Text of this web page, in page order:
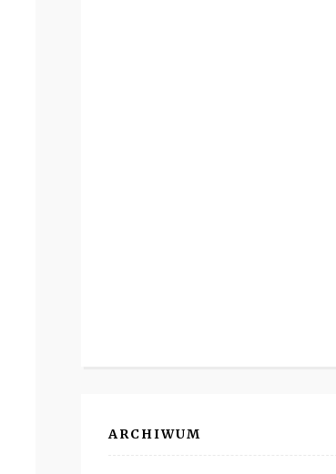
ARCHIWUM